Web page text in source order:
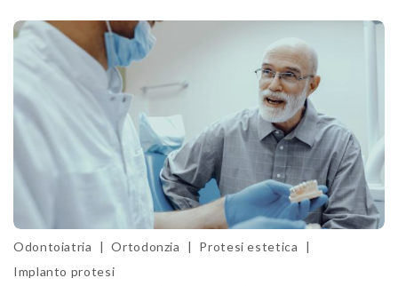
Odontoiatria | Ortodonzia | Protesi estetica
|
Implanto protesi